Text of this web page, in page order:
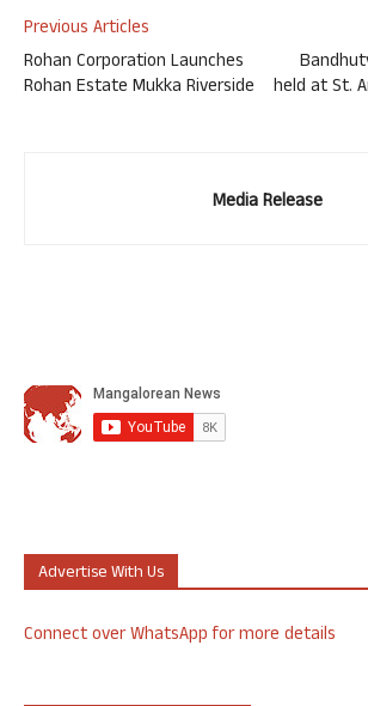
Previous Articles
Rohan Corporation Launches
Rohan Estate Mukka Riverside
held at St.
Media Release
Advertise With Us
Connect over WhatsApp for more details